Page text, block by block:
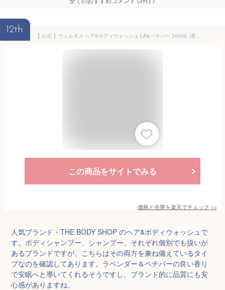
12th
【 公式 】ウェルネス ヘア&ボディウォッシュ LA&ベチバー 200mL (香り：ラベンダー＆ベチバー)ザボディショップ THE BODY SHOP ボディショップ 誕生日 いい香り いい匂い ボディーソープ ボディソープ せっけん 石鹸 ボディケア 保湿 潤い 液体 ギフト プレゼント 女性
この商品をサイトでみる
価格と在庫を楽天でチェック >>
人気ブランド・THE BODY SHOP のヘア&ボディウォッシュで
す。ボディシャンプー、シャンプー、それぞれ個別でも扱いが
あるブランドですが、こちらはその両方を兼ね備えているタイ
プなのを確認してあります。ラベンダー＆ベチバーの良い香り
で安眠へと導いてくれるそうですし、ブランド的に品質にも安
心感がありますね。